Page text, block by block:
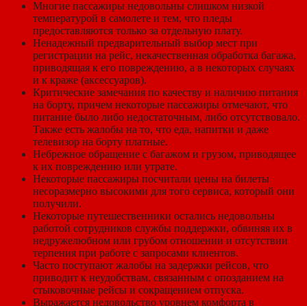
Многие пассажиры недовольны слишком низкой
температурой в самолете и тем, что пледы
предоставляются только за отдельную плату.
Ненадежный предварительный выбор мест при
регистрации на рейс, некачественная обработка багажа,
приводящая к его повреждению, а в некоторых случаях
и к краже (аксессуаров).
Критические замечания по качеству и наличию питания
на борту, причем некоторые пассажиры отмечают, что
питание было либо недостаточным, либо отсутствовало.
Также есть жалобы на то, что еда, напитки и даже
телевизор на борту платные.
Небрежное обращение с багажом и грузом, приводящее
к их повреждению или утрате.
Некоторые пассажиры посчитали цены на билеты
несоразмерно высокими для того сервиса, который они
получили.
Некоторые путешественники остались недовольны
работой сотрудников службы поддержки, обвиняя их в
недружелюбном или грубом отношении и отсутствии
терпения при работе с запросами клиентов.
Часто поступают жалобы на задержки рейсов, что
приводит к неудобствам, связанным с опозданием на
стыковочные рейсы и сокращением отпуска.
Выражается недовольство уровнем комфорта в